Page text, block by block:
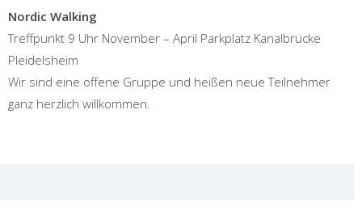
Nordic Walking
Treffpunkt 9 Uhr November – April Parkplatz Kanalbrücke
Pleidelsheim
Wir sind eine offene Gruppe und heißen neue Teilnehmer
ganz herzlich willkommen.